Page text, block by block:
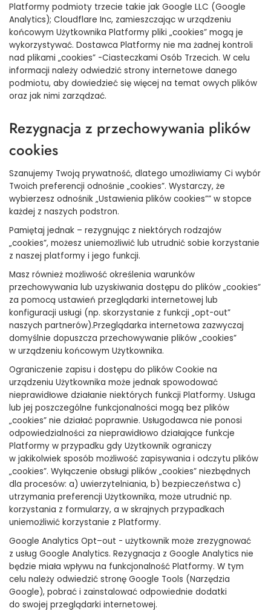
Platformy podmioty trzecie takie jak Google LLC (Google
Analytics); Cloudflare Inc, zamieszczając w urządzeniu
końcowym Użytkownika Platformy pliki „cookies” mogą je
wykorzystywać. Dostawca Platformy nie ma żadnej kontroli
nad plikami „cookies” -Ciasteczkami Osób Trzecich. W celu
informacji należy odwiedzić strony internetowe danego
podmiotu, aby dowiedzieć się więcej na temat owych plików
oraz jak nimi zarządzać.
Rezygnacja z przechowywania plików
cookies
Szanujemy Twoją prywatność, dlatego umożliwiamy Ci wybór
Twoich preferencji odnośnie „cookies”. Wystarczy, że
wybierzesz odnośnik „Ustawienia plików cookies”” w stopce
każdej z naszych podstron.
Pamiętaj jednak – rezygnując z niektórych rodzajów
„cookies”, możesz uniemożliwić lub utrudnić sobie korzystanie
z naszej platformy i jego funkcji.
Masz również możliwość określenia warunków
przechowywania lub uzyskiwania dostępu do plików „cookies”
za pomocą ustawień przeglądarki internetowej lub
konfiguracji usługi (np. skorzystanie z funkcji „opt-out”
naszych partnerów).Przeglądarka internetowa zazwyczaj
domyślnie dopuszcza przechowywanie plików „cookies”
w urządzeniu końcowym Użytkownika.
Ograniczenie zapisu i dostępu do plików Cookie na
urządzeniu Użytkownika może jednak spowodować
nieprawidłowe działanie niektórych funkcji Platformy. Usługa
lub jej poszczególne funkcjonalności mogą bez plików
„cookies” nie działać poprawnie. Usługodawca nie ponosi
odpowiedzialności za nieprawidłowo działające funkcje
Platformy w przypadku gdy Użytkownik ograniczy
w jakikolwiek sposób możliwość zapisywania i odczytu plików
„cookies”. Wyłączenie obsługi plików „cookies” niezbędnych
dla procesów: a) uwierzytelniania, b) bezpieczeństwa c)
utrzymania preferencji Użytkownika, może utrudnić np.
korzystania z formularzy, a w skrajnych przypadkach
uniemożliwić korzystanie z Platformy.
Google Analytics Opt–out - użytkownik może zrezygnować
z usług Google Analytics. Rezygnacja z Google Analytics nie
będzie miała wpływu na funkcjonalność Platformy. W tym
celu należy odwiedzić stronę Google Tools (Narzędzia
Google), pobrać i zainstalować odpowiednie dodatki
do swojej przeglądarki internetowej.